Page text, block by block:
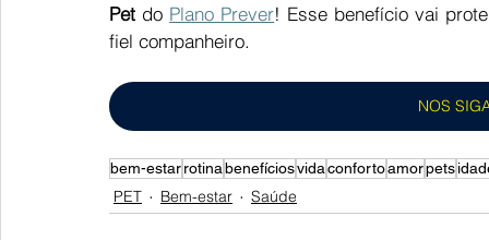
Pet do Plano Prever! Esse benefício vai
fiel companheiro.
NOS
bem-estarrotinabenefíciosvidaconfortoamorpets
PET Bem-estar Saúde